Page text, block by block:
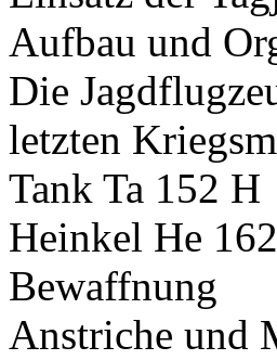
Aufbau und
Die
letzten
Tank Ta 152 H
Heinkel He
Bewaffnung
Anstriche und